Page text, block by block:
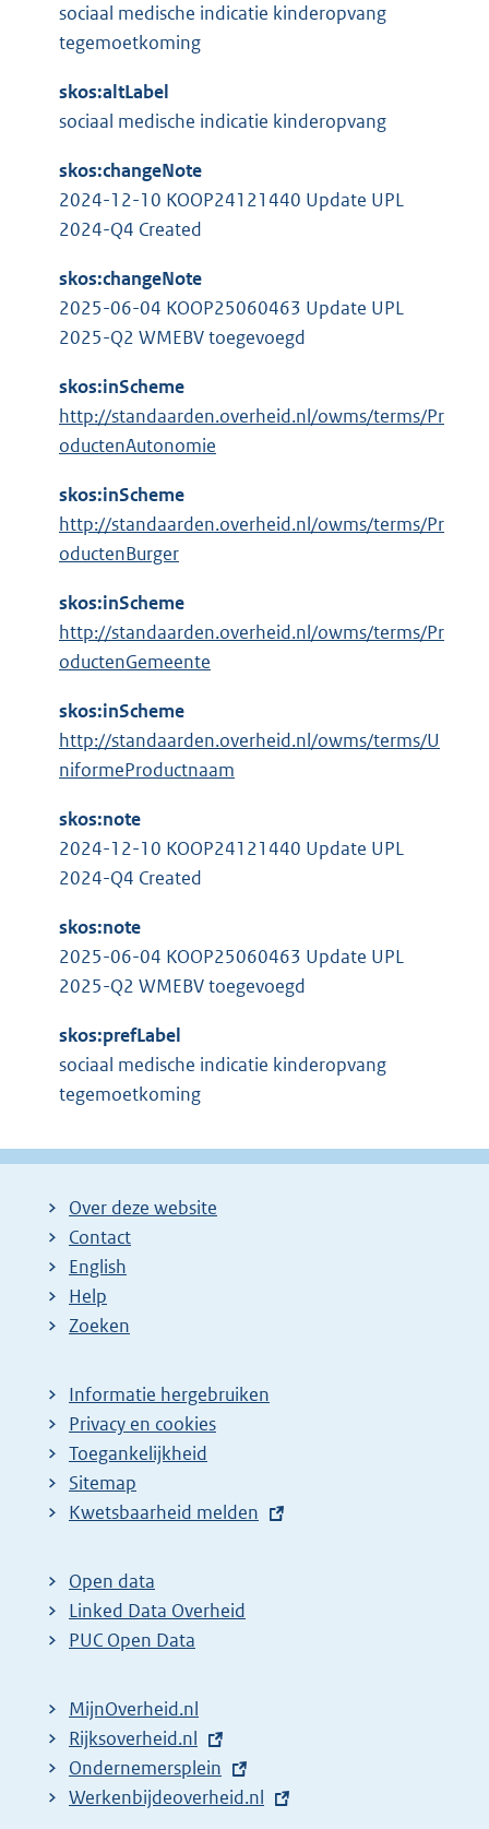
k
:l
n
k
sociaal medische indicatie kinderopvang
tegemoetkoming
skos:altLabel
sociaal medische indicatie kinderopvang
skos:changeNote
2024-12-10 KOOP24121440 Update UPL
2024-Q4 Created
skos:changeNote
2025-06-04 KOOP25060463 Update UPL
2025-Q2 WMEBV toegevoegd
skos:inScheme
http://standaarden.overheid.nl/owms/terms/Pr
oductenAutonomie
skos:inScheme
http://standaarden.overheid.nl/owms/terms/Pr
oductenBurger
skos:inScheme
http://standaarden.overheid.nl/owms/terms/Pr
oductenGemeente
skos:inScheme
http://standaarden.overheid.nl/owms/terms/U
niformeProductnaam
skos:note
2024-12-10 KOOP24121440 Update UPL
2024-Q4 Created
skos:note
2025-06-04 KOOP25060463 Update UPL
2025-Q2 WMEBV toegevoegd
skos:prefLabel
sociaal medische indicatie kinderopvang
tegemoetkoming
Over deze website
Contact
English
Help
Zoeken
Informatie hergebruiken
Privacy en cookies
Toegankelijkheid
Sitemap
E
t
e
r
l
i
n
k
Kwetsbaarheid melden
Open data
Linked Data Overheid
PUC Open Data
MijnOverheid.nl
E
x
t
Rijksoverheid.nl
E
x
Ondernemersplein
E
Werkenbijdeoverheid.nl